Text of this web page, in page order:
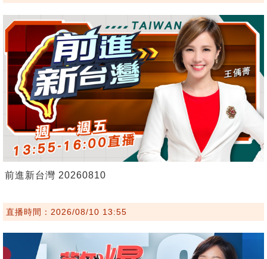
前進新台灣 20260810
直播時間：2026/08/10 13:55